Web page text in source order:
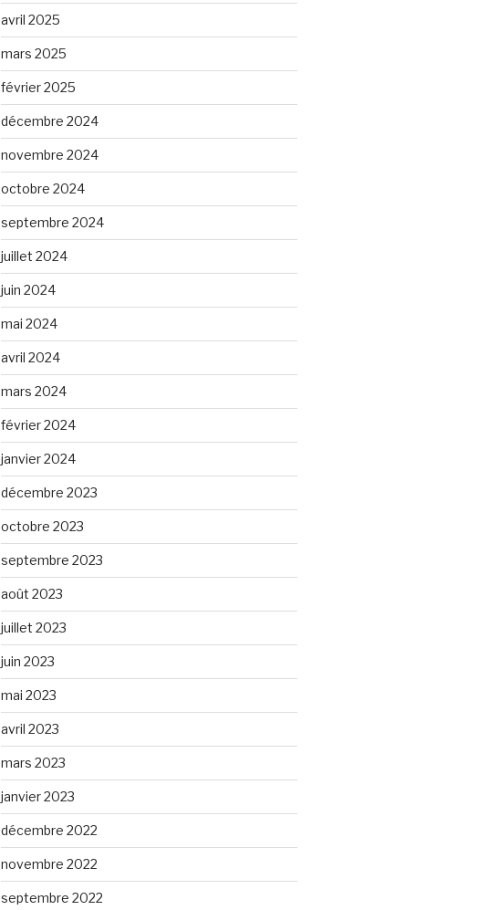
avril 2025
mars 2025
février 2025
décembre 2024
novembre 2024
octobre 2024
septembre 2024
juillet 2024
juin 2024
mai 2024
avril 2024
mars 2024
février 2024
janvier 2024
décembre 2023
octobre 2023
septembre 2023
août 2023
juillet 2023
juin 2023
mai 2023
avril 2023
mars 2023
janvier 2023
décembre 2022
novembre 2022
septembre 2022